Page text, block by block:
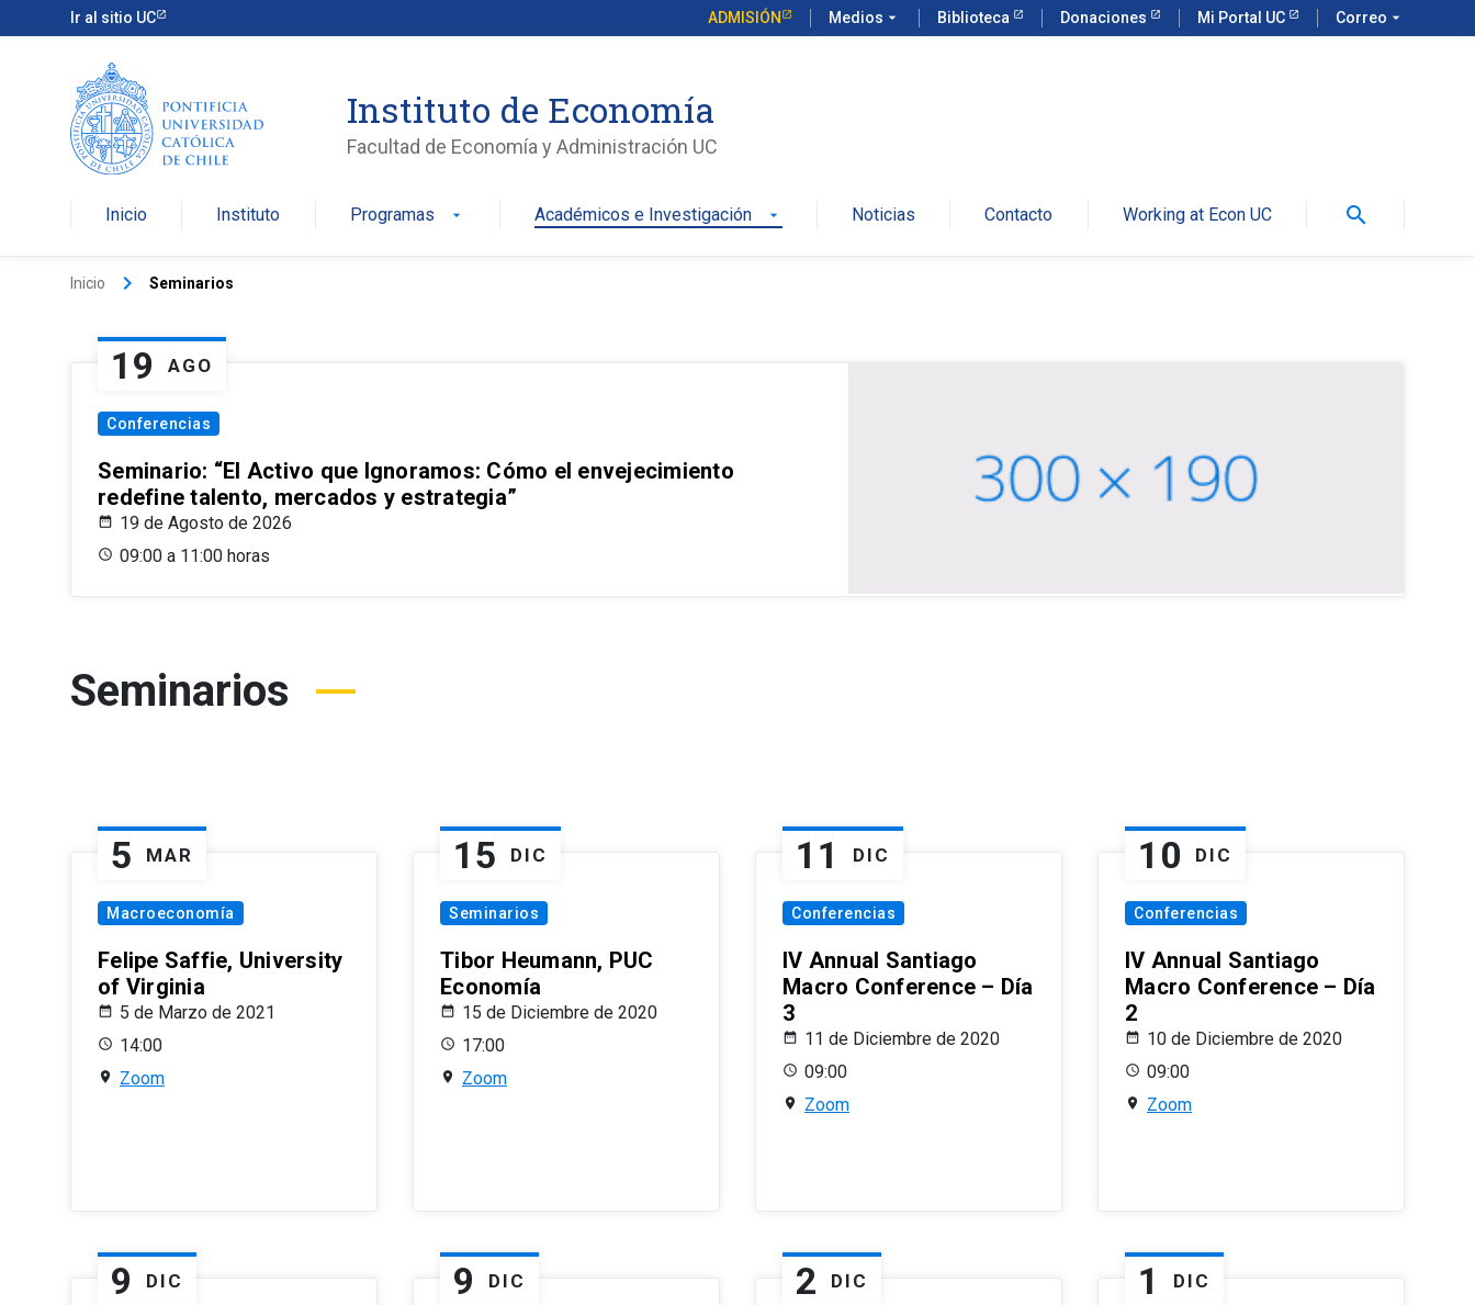
Ir al sitio UC ADMISIÓN Medios arrow_drop_down Biblioteca Donaciones Mi Portal UC Correo arrow_drop_down
Instituto de Economía
Facultad de Economía y Administración UC
Inicio Instituto Programas arrow_drop_down Académicos e Investigación arrow_drop_down Noticias Contacto Working at Econ UC search
Inicio keyboard_arrow_right Seminarios
19 AGO
Conferencias
Seminario: “El Activo que Ignoramos: Cómo el envejecimiento
redefine talento, mercados y estrategia”
19 de Agosto de 2026
09:00 a 11:00 horas
Seminarios
5 MAR
Macroeconomía
Felipe Saffie, University
of Virginia
5 de Marzo de 2021
14:00
Zoom
15 DIC
Seminarios
Tibor Heumann, PUC
Economía
15 de Diciembre de 2020
17:00
Zoom
11 DIC
Conferencias
IV Annual Santiago
Macro Conference – Día
3
11 de Diciembre de 2020
09:00
Zoom
10 DIC
Conferencias
IV Annual Santiago
Macro Conference – Día
2
10 de Diciembre de 2020
09:00
Zoom
9 DIC 9 DIC 2 DIC 1 DIC